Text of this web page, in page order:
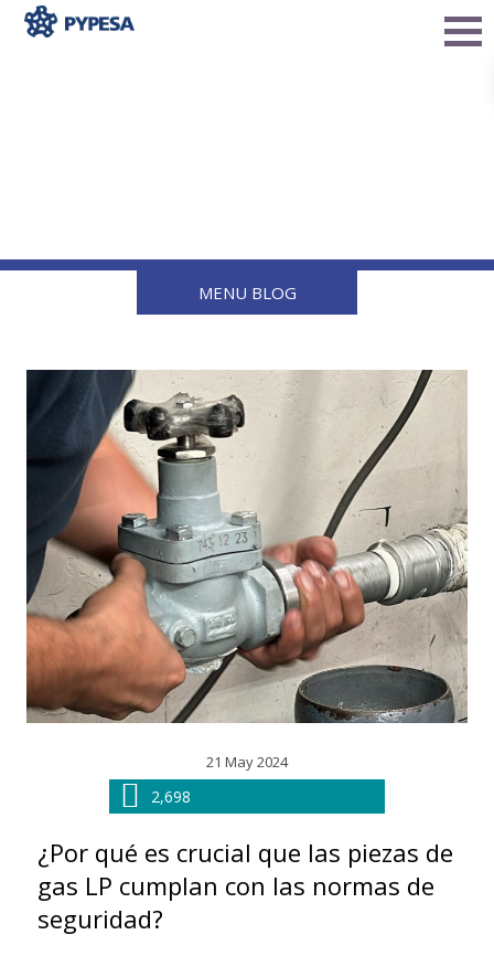
MENU BLOG
21 May 2024
2,698
¿Por qué es crucial que las piezas de
gas LP cumplan con las normas de
seguridad?